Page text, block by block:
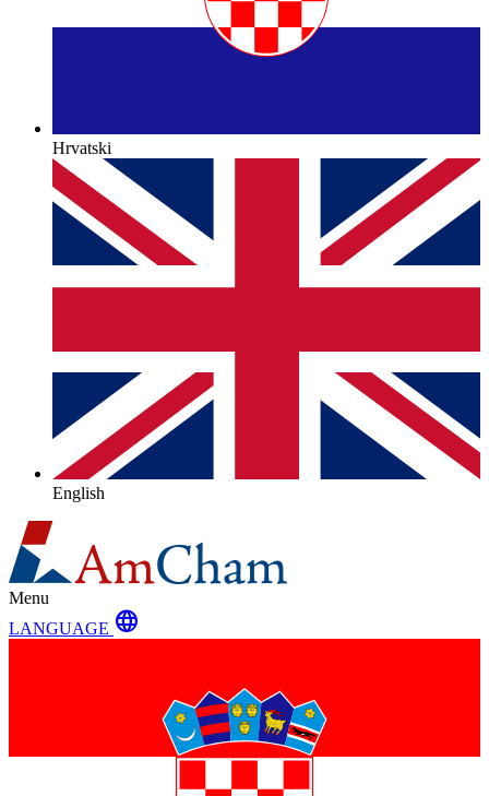
Hrvatski
English
Menu
LANGUAGE language